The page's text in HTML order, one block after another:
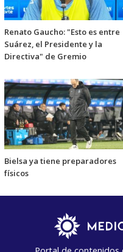
Renato Gaucho: "Esto es entre
Suárez, el Presidente y la
Directiva" de Gremio
Bielsa ya tiene preparadores
físicos